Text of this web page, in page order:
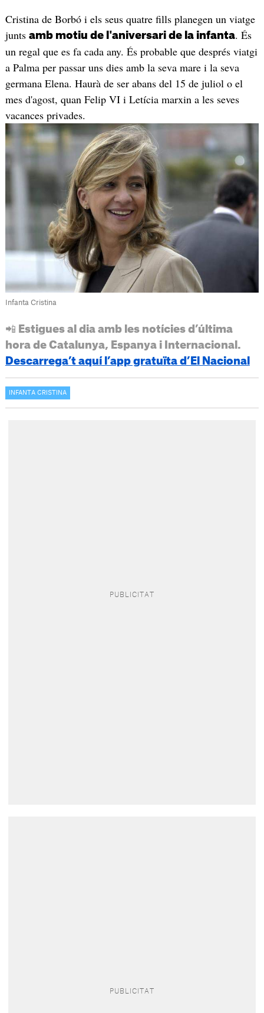
Cristina de Borbó i els seus quatre fills planegen un viatge
junts amb motiu de l'aniversari de la infanta. És
un regal que es fa cada any. És probable que després viatgi
a Palma per passar uns dies amb la seva mare i la seva
germana Elena. Haurà de ser abans del 15 de juliol o el
mes d'agost, quan Felip VI i Letícia marxin a les seves
vacances privades.
Infanta Cristina
📲 Estigues al dia amb les notícies d’última
hora de Catalunya, Espanya i Internacional.
Descarrega’t aquí l’app gratuïta d’El Nacional
INFANTA CRISTINA